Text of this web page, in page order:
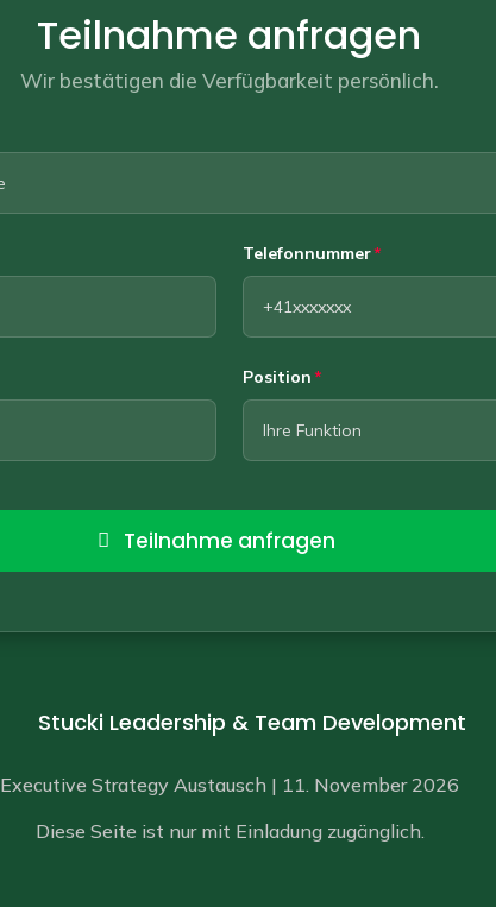
Teilnahme anfragen
Wir bestätigen die Verfügbarkeit persönlich.
Telefonnummer
Position
Teilnahme anfragen
Stucki Leadership & Team Development
Executive Strategy Austausch | 11. November 2026
Diese Seite ist nur mit Einladung zugänglich.